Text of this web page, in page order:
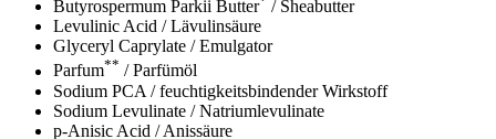
Butyrospermum Parkii Butter
/ Sheabutter
Levulinic Acid / Lävulinsäure
Glyceryl Caprylate / Emulgator
Parfum** / Parfümöl
Sodium PCA / feuchtigkeitsbindender Wirkstoff
Sodium Levulinate / Natriumlevulinate
p-Anisic Acid / Anissäure